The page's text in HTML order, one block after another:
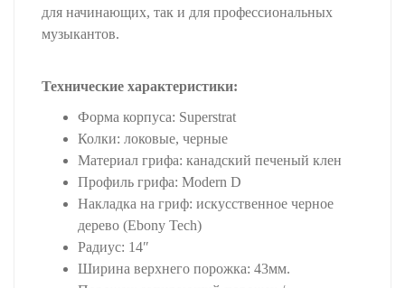
для начинающих, так и для профессиональных
музыкантов.
Технические характеристики:
Форма корпуса: Superstrat
Колки: локовые, черные
Материал грифа: канадский печеный клен
Профиль грифа: Modern D
Накладка на гриф: искусственное черное
дерево (Ebony Tech)
Радиус: 14″
Ширина верхнего порожка: 43мм.